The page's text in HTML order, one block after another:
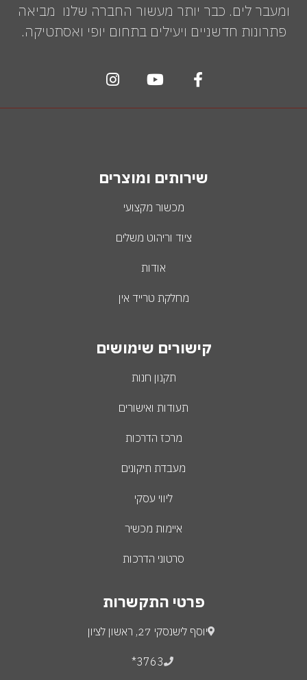
ומעבר לים. כבר יותר מעשור החברה שלנו מביאה
פתרונות חדשניים ויעילים בתחום יופי ואסתטיקה.
שירותים ומוצרים
מכשור מקצועי
ציוד וריהוט משלים
אודות
מחלקת טרייד אין
קישורים שימושים
תקנון חנות
תעודות ואישורים
מרכז הדרכות
מעבדת תיקונים
ליווי עסקי
איימות מכשיר
סרטוני הדרכות
פרטי התקשרות
יוסף לישנסקי 27, ראשון לציון
3763*